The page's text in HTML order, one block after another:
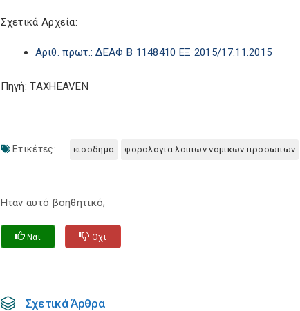
Σχετικά Αρχεία:
Αριθ. πρωτ.: ΔΕΑΦ Β 1148410 ΕΞ 2015/17.11.2015
Πηγή: TAXHEAVEN
Ετικέτες: εισοδημα φορολογια λοιπων νομικων προσωπων
Ηταν αυτό βοηθητικό;
Ναι Οχι
Σχετικά Άρθρα